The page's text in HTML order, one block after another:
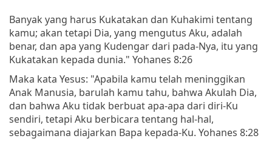
Banyak yang harus Kukatakan dan Kuhakimi tentang
kamu; akan tetapi Dia, yang mengutus Aku, adalah
benar, dan apa yang Kudengar dari pada-Nya, itu yang
Kukatakan kepada dunia." Yohanes 8:26
Maka kata Yesus: "Apabila kamu telah meninggikan
Anak Manusia, barulah kamu tahu, bahwa Akulah Dia,
dan bahwa Aku tidak berbuat apa-apa dari diri-Ku
sendiri, tetapi Aku berbicara tentang hal-hal,
sebagaimana diajarkan Bapa kepada-Ku. Yohanes 8:28